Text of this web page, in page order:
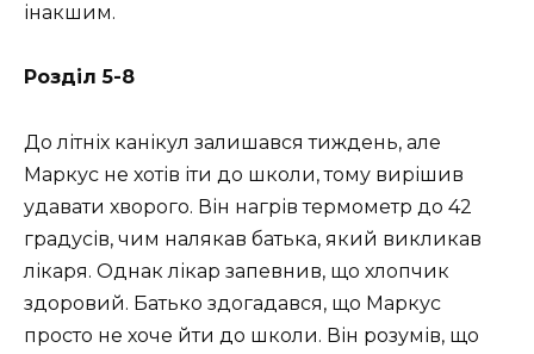
інакшим.
Розділ 5-8
До літніх канікул залишався тиждень, але
Маркус не хотів іти до школи, тому вирішив
удавати хворого. Він нагрів термометр до 42
градусів, чим налякав батька, який викликав
лікаря. Однак лікар запевнив, що хлопчик
здоровий. Батько здогадався, що Маркус
просто не хоче йти до школи. Він розумів, що